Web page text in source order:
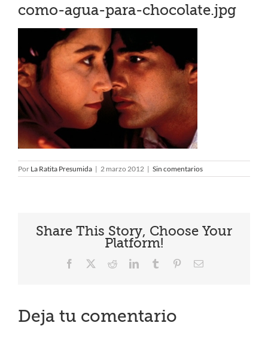
como-agua-para-chocolate.jpg
Por La Ratita Presumida | 2 marzo 2012 | Sin comentarios
Share This Story, Choose Your
Platform!
Facebook RedditLinkedInTumblr PinterestCorreo
Deja tu comentario